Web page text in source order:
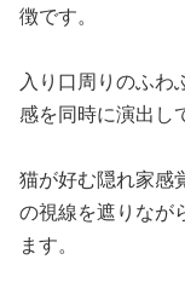
徴です。
入り口周りのふわ
感を同時に演出し
猫が好む隠れ家感
の視線を遮りなが
ます。